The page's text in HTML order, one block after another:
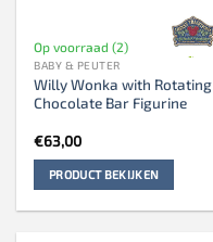
Op voorraad (2)
BABY & PEUTER
Willy Wonka with Rotating
Chocolate Bar Figurine
€63,00
PRODUCT BEKIJKEN